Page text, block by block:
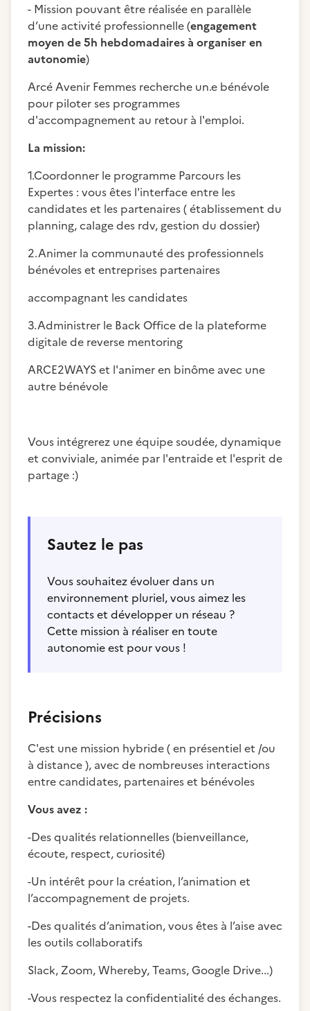
- Mission pouvant être réalisée en parallèle
d’une activité professionnelle (engagement
moyen de 5h hebdomadaires à organiser en
autonomie)
Arcé Avenir Femmes recherche un.e bénévole
pour piloter ses programmes
d'accompagnement au retour à l'emploi.
La mission:
1.Coordonner le programme Parcours les
Expertes : vous êtes l'interface entre les
candidates et les partenaires ( établissement du
planning, calage des rdv, gestion du dossier)
2.Animer la communauté des professionnels
bénévoles et entreprises partenaires
accompagnant les candidates
3.Administrer le Back Office de la plateforme
digitale de reverse mentoring
ARCE2WAYS et l'animer en binôme avec une
autre bénévole
Vous intégrerez une équipe soudée, dynamique
et conviviale, animée par l'entraide et l'esprit de
partage :)
Sautez le pas
Vous souhaitez évoluer dans un
environnement pluriel, vous aimez les
contacts et développer un réseau ?
Cette mission à réaliser en toute
autonomie est pour vous !
Précisions
C'est une mission hybride ( en présentiel et /ou
à distance ), avec de nombreuses interactions
entre candidates, partenaires et bénévoles
Vous avez :
-Des qualités relationnelles (bienveillance,
écoute, respect, curiosité)
-Un intérêt pour la création, l’animation et
l’accompagnement de projets.
-Des qualités d’animation, vous êtes à l’aise avec
les outils collaboratifs
Slack, Zoom, Whereby, Teams, Google Drive...)
-Vous respectez la confidentialité des échanges.